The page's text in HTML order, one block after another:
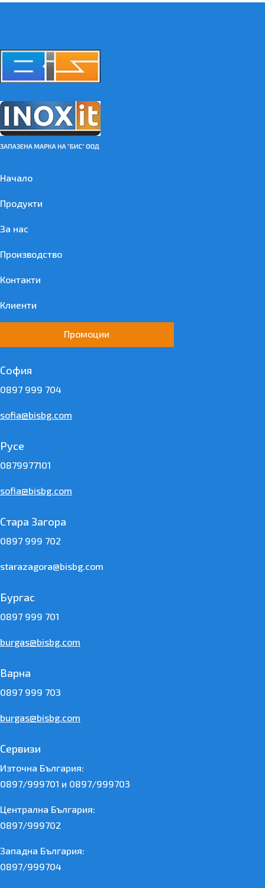
Начало
Продукти
За нас
Производство
Контакти
Клиенти
Промоции
София
0897 999 704
sofia@bisbg.com
Русе
0879977101
sofia@bisbg.com
Стара Загора
0897 999 702
starazagora@bisbg.com
Бургас
0897 999 701
burgas@bisbg.com
Варна
0897 999 703
burgas@bisbg.com
Сервизи
Източна България:
0897/999701 и 0897/999703
Централна България:
0897/999702
Западна България:
0897/999704